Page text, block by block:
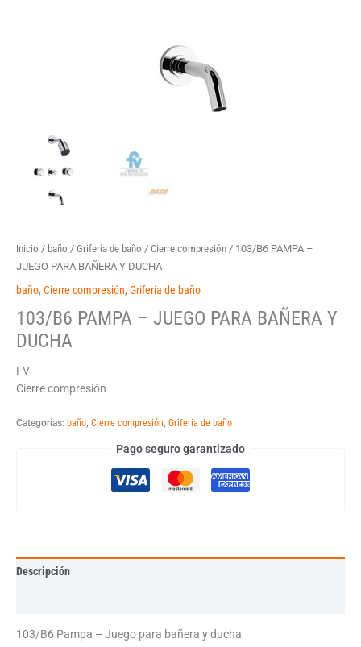
Inicio / baño / Griferia de baño / Cierre compresión / 103/B6 PAMPA –
JUEGO PARA BAÑERA Y DUCHA
baño, Cierre compresión, Griferia de baño
103/B6 PAMPA – JUEGO PARA BAÑERA Y
DUCHA
FV
Cierre compresión
Categorías: baño Cierre compresión Griferia de baño
Pago seguro garantizado
Descripción
103/B6 Pampa – Juego para bañera y ducha